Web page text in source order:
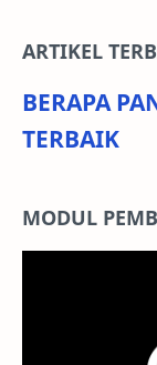
ARTIKEL
BERAPA
TERBAIK
MODUL